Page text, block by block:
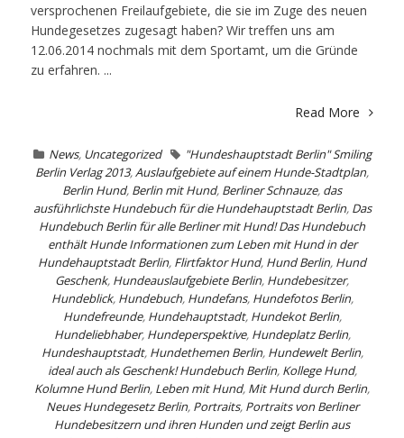
versprochenen Freilaufgebiete, die sie im Zuge des neuen
Hundegesetzes zugesagt haben? Wir treffen uns am
12.06.2014 nochmals mit dem Sportamt, um die Gründe
zu erfahren. ...
Read More
News, Uncategorized
"Hundeshauptstadt Berlin" Smiling
Berlin Verlag 2013,Auslaufgebiete auf einem Hunde-Stadtplan,
Berlin Hund, Berlin mit Hund, Berliner Schnauze, das
ausführlichste Hundebuch für die Hundehauptstadt Berlin, Das
Hundebuch Berlin für alle Berliner mit Hund! Das Hundebuch
enthält Hunde Informationen zum Leben mit Hund in der
Hundehauptstadt Berlin, Flirtfaktor Hund, Hund Berlin, Hund
Geschenk, Hundeauslaufgebiete Berlin, Hundebesitzer,
Hundeblick, Hundebuch, Hundefans, Hundefotos Berlin,
Hundefreunde, Hundehauptstadt, Hundekot Berlin,
Hundeliebhaber, Hundeperspektive, Hundeplatz Berlin,
Hundeshauptstadt, Hundethemen Berlin, Hundewelt Berlin,
ideal auch als Geschenk! Hundebuch Berlin, Kollege Hund,
Kolumne Hund Berlin, Leben mit Hund, Mit Hund durch Berlin,
Neues Hundegesetz Berlin, Portraits, Portraits von Berliner
Hundebesitzern und ihren Hunden und zeigt Berlin aus